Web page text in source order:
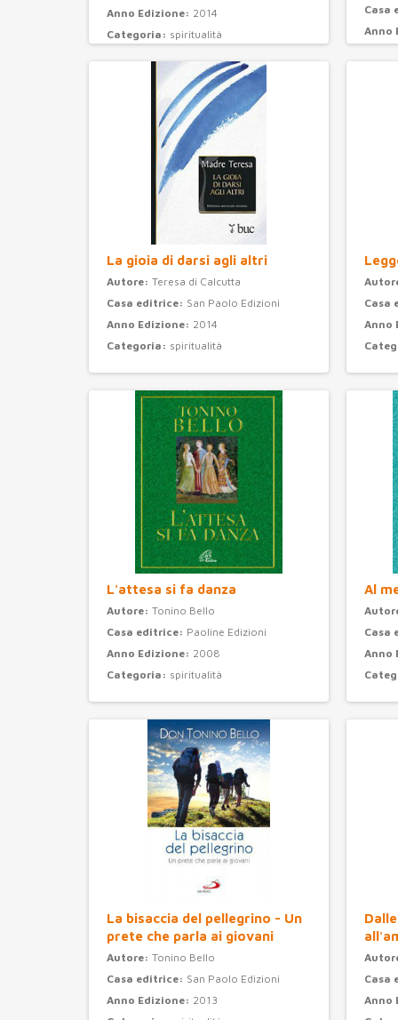
Anno Edizione: 2014
Categoria: spiritualità
Casa
Anno
La gioia di darsi agli altri
Autore: Teresa di Calcutta
Casa editrice: San Paolo Edizioni
Anno Edizione: 2014
Categoria: spiritualità
Casa
Anno
L'attesa si fa danza
Autore: Tonino Bello
Casa editrice: Paoline Edizioni
Anno Edizione: 2008
Categoria: spiritualità
Al
Casa
Anno
La bisaccia del pellegrino - Un
prete che parla ai giovani
Autore: Tonino Bello
Casa editrice: San Paolo Edizioni
Anno Edizione: 2013
Casa
Anno